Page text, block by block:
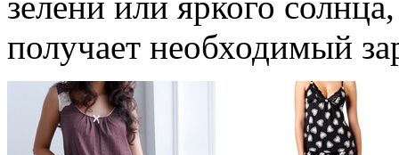
получает необходимый